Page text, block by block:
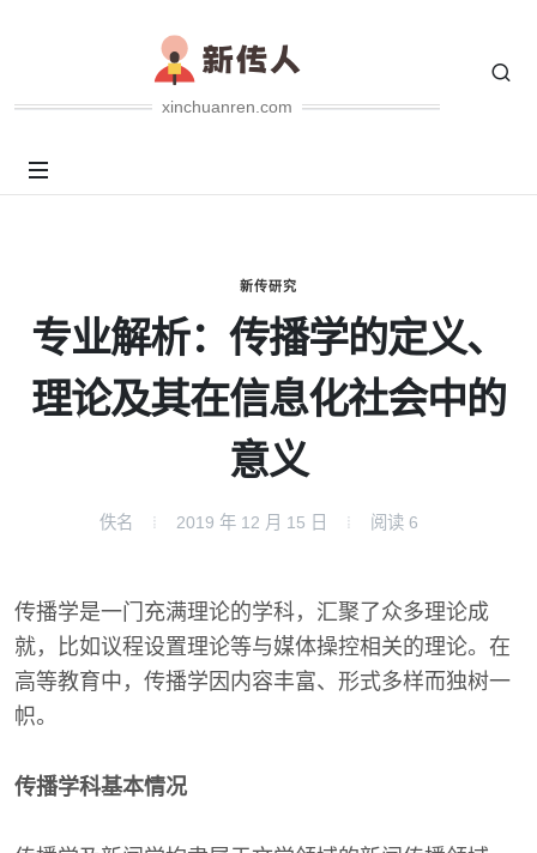
xinchuanren.com
新传研究
专业解析：传播学的定义、
理论及其在信息化社会中的
意义
佚名 2019 年 12 月 15 日 阅读 6
传播学是一门充满理论的学科，汇聚了众多理论成
就，比如议程设置理论等与媒体操控相关的理论。在
高等教育中，传播学因内容丰富、形式多样而独树一
帜。
传播学科基本情况